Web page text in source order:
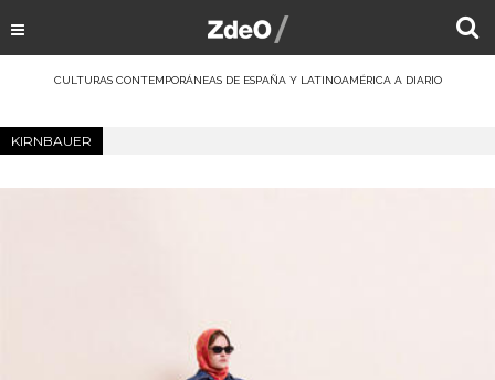
CULTURAS CONTEMPORÁNEAS DE ESPAÑA Y LATINOAMÉRICA A DIARIO
KIRNBAUER